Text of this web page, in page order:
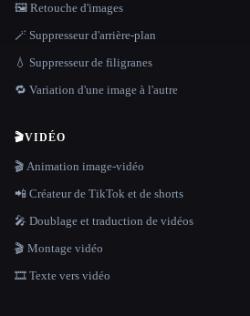
🖼️ Retouche d'images
🪄 Suppresseur d'arrière-plan
💧 Suppresseur de filigranes
🔁 Variation d'une image à l'autre
🎬VIDÉO
🎬 Animation image-vidéo
📲 Créateur de TikTok et de shorts
🎤 Doublage et traduction de vidéos
🎬 Montage vidéo
🎞️ Texte vers vidéo